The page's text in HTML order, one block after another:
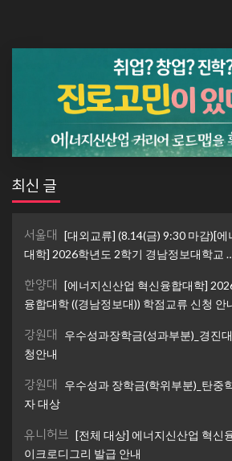
최신 글
서울대 [대외교류] (8.14(금) 9:30 마감)[
대학] 2026학년도 2학기 경남정보대학교
한양대 [에너지신산업 혁신융합대학]
융합대학 ((경남정보대)) 학점교류 신청 안
강원대
우수성과장학금(성과부분)_경진
청안내
강원대
우수성과 장학금(학위부분)_탄중
자 대상
유니허브 [전체 대상] 에너지신산업 혁신
이크로디그리 발급 안내